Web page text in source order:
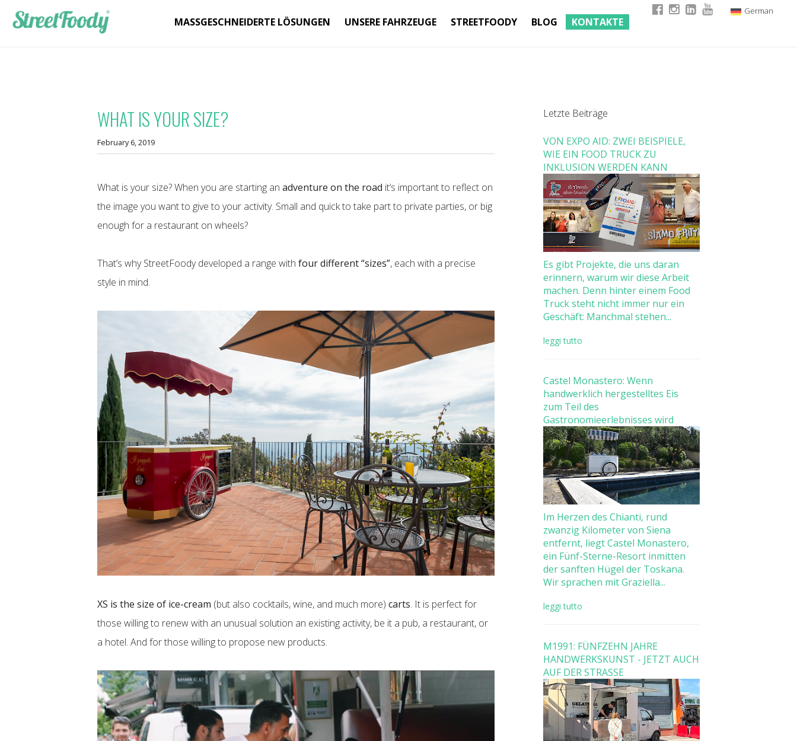
German
MASSGESCHNEIDERTE LÖSUNGEN UNSERE FAHRZEUGE STREETFOODY BLOG KONTAKTE
WHAT IS YOUR SIZE?
February 6, 2019
What is your size? When you are starting anadventure on the road it’s important to reflect on
the image you want to give to your activity. Small and quick to take part to private parties, or big
enough for a restaurant on wheels?
That’s why StreetFoody developed a range withfour different “sizes”, each with a precise
style in mind.
XS is the size of ice-cream (but also cocktails, wine, and much more)carts. It is perfect for
those willing to renew with an unusual solution an existing activity, be it a pub, a restaurant, or
a hotel. And for those willing to propose new products.
Letzte Beiträge
VON EXPO AID: ZWEI BEISPIELE,
WIE EIN FOOD TRUCK ZU
INKLUSION WERDEN KANN
Es gibt Projekte, die uns daran
erinnern, warum wir diese Arbeit
machen. Denn hinter einem Food
Truck steht nicht immer nur ein
Geschäft: Manchmal stehen...
leggi tutto
Castel Monastero: Wenn
handwerklich hergestelltes Eis
zum Teil des
Gastronomieerlebnisses wird
Im Herzen des Chianti, rund
zwanzig Kilometer von Siena
entfernt, liegt Castel Monastero,
ein Fünf-Sterne-Resort inmitten
der sanften Hügel der Toskana.
Wir sprachen mit Graziella...
leggi tutto
M1991: FÜNFZEHN JAHRE
HANDWERKSKUNST - JETZT AUCH
AUF DER STRASSE